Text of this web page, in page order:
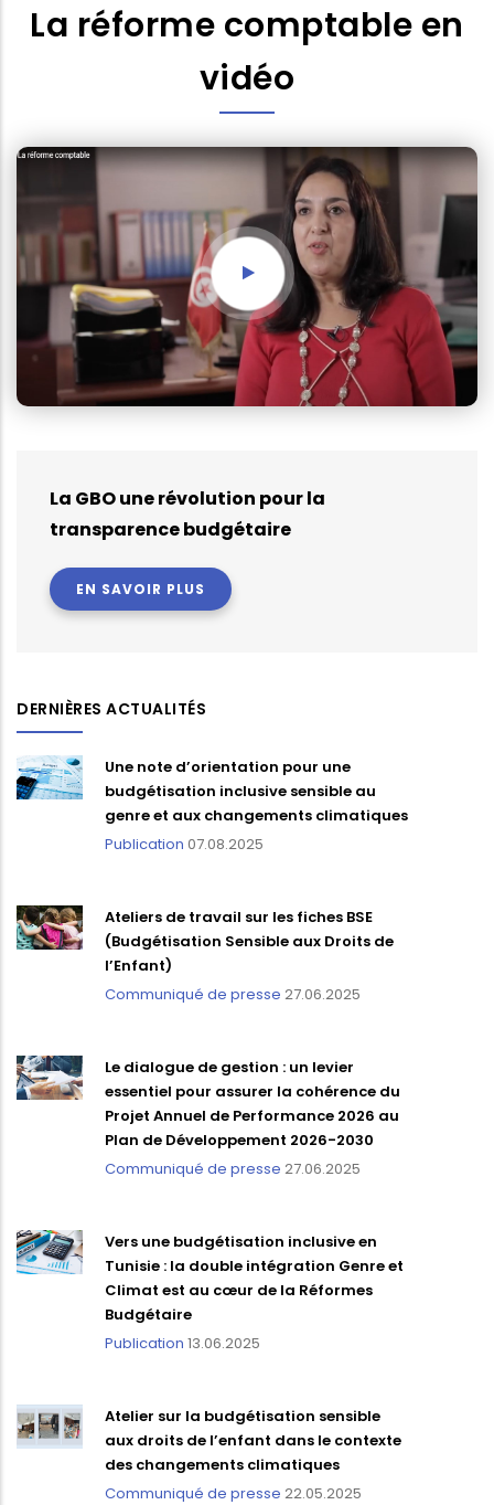
La réforme comptable en
vidéo
La GBO une révolution pour la
transparence budgétaire
EN SAVOIR PLUS
DERNIÈRES ACTUALITÉS
Une note d’orientation pour une
budgétisation inclusive sensible au
genre et aux changements climatiques
Publication 07.08.2025
Ateliers de travail sur les fiches BSE
(Budgétisation Sensible aux Droits de
l’Enfant)
Communiqué de presse 27.06.2025
Le dialogue de gestion : un levier
essentiel pour assurer la cohérence du
Projet Annuel de Performance 2026 au
Plan de Développement 2026-2030
Communiqué de presse 27.06.2025
Vers une budgétisation inclusive en
Tunisie : la double intégration Genre et
Climat est au cœur de la Réformes
Budgétaire
Publication 13.06.2025
Atelier sur la budgétisation sensible
aux droits de l’enfant dans le contexte
des changements climatiques
Communiqué de presse 22.05.2025